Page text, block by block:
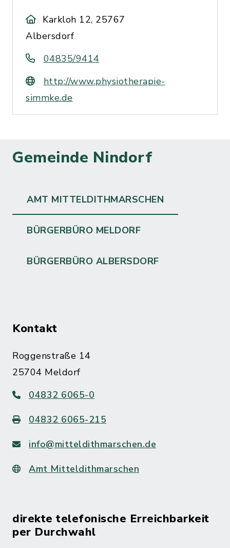
Karkloh 12, 25767
Albersdorf
04835/9414
http://www.physiotherapie-
simmke.de
Gemeinde Nindorf
AMT MITTELDITHMARSCHEN
BÜRGERBÜRO MELDORF
BÜRGERBÜRO ALBERSDORF
Kontakt
Roggenstraße 14
25704 Meldorf
04832 6065-0
04832 6065-215
info@mitteldithmarschen.de
Amt Mitteldithmarschen
direkte telefonische Erreichbarkeit
per Durchwahl